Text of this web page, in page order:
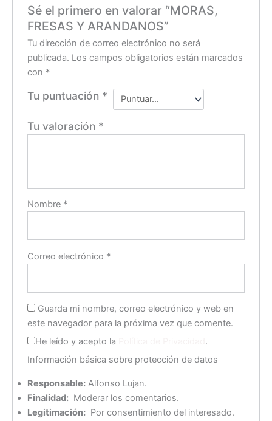
Sé el primero en valorar “MORAS,
FRESAS Y ARANDANOS”
Tu dirección de correo electrónico no será
publicada. Los campos obligatorios están marcados
con *
Tu puntuación *
Tu valoración *
Nombre *
Correo electrónico *
Guarda mi nombre, correo electrónico y web en
este navegador para la próxima vez que comente.
He leído y acepto la
.
Información básica sobre protección de datos
Responsable: Alfonso Lujan.
Finalidad: Moderar los comentarios.
Legitimación: Por consentimiento del interesado.